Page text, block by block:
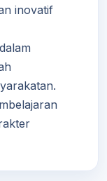
inovatif